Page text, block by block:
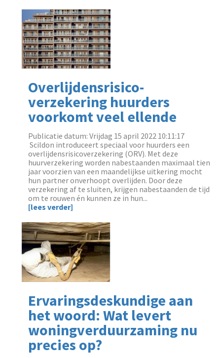
Overlijdensrisico-
verzekering huurders
voorkomt veel ellende
Publicatie datum: Vrijdag 15 april 2022 10:11:17
‌ Scildon introduceert speciaal voor huurders een
overlijdensrisicoverzekering (ORV). Met deze
huurverzekering worden nabestaanden maximaal tien
jaar voorzien van een maandelijkse uitkering mocht
hun partner onverhoopt overlijden. Door deze
verzekering af te sluiten, krijgen nabestaanden de tijd
om te rouwen én kunnen ze in hun...
[lees verder]
Ervaringsdeskundige aan
het woord: Wat levert
woningverduurzaming nu
precies op?